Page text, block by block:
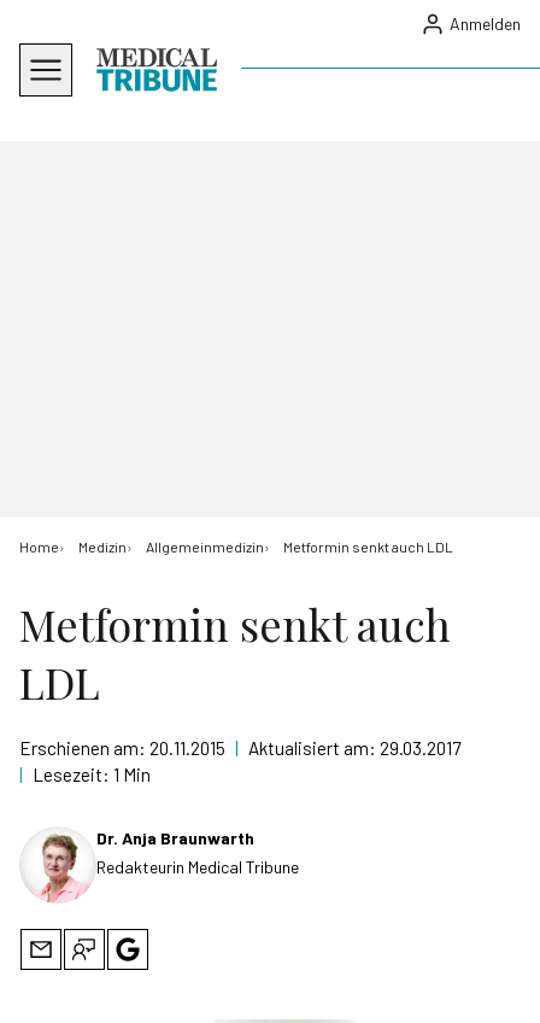
Anmelden
Home Medizin Allgemeinmedizin Metformin senkt auch LDL
Metformin senkt auch
LDL
Erschienen am: 20.11.2015 | Aktualisiert am: 29.03.2017
| Lesezeit: 1 Min
Dr. Anja Braunwarth
Redakteurin Medical Tribune